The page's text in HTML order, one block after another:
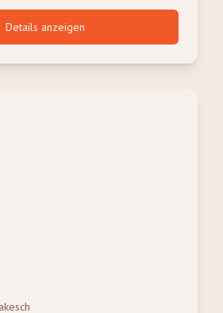
Details anzeigen